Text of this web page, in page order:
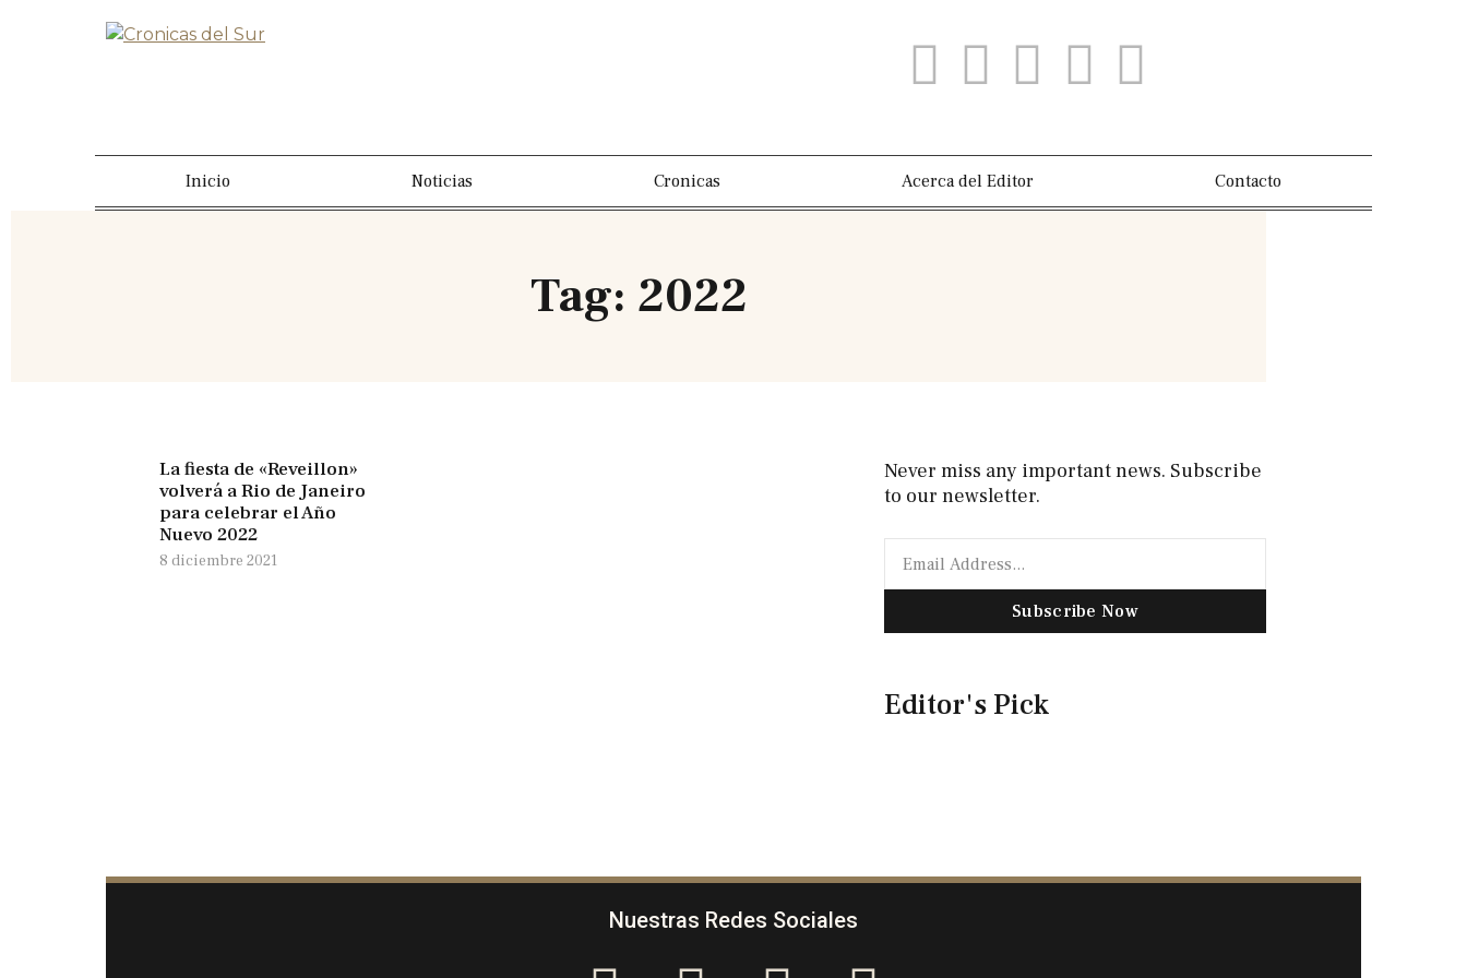
Inicio Noticias Cronicas Acerca del Editor Contacto
Tag: 2022
La fiesta de «Reveillon»
volverá a Rio de Janeiro
para celebrar el Año
Nuevo 2022
8 diciembre 2021
Never miss any important news. Subscribe
to our newsletter.
Subscribe Now
Editor's Pick
Nuestras Redes Sociales